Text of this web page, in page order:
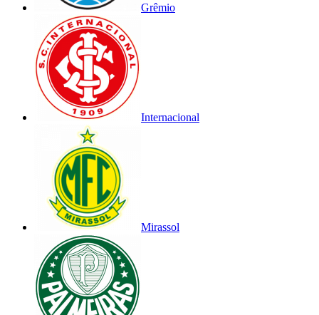
Grêmio
Internacional
Mirassol